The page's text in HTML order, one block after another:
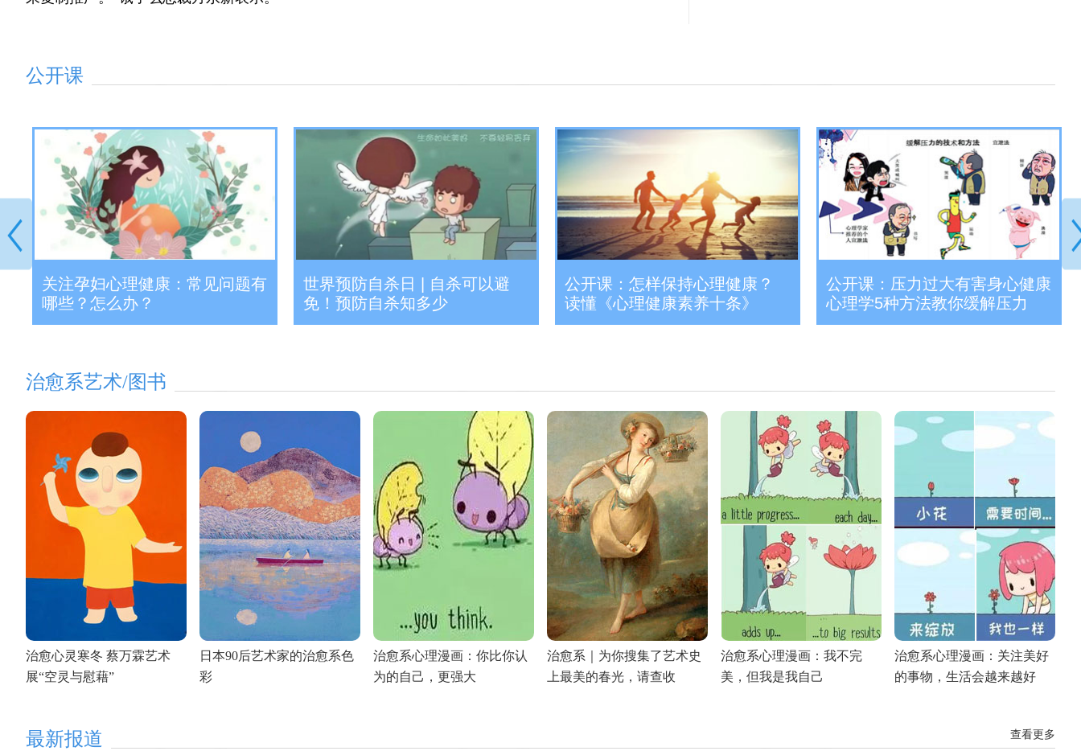
公开课
关注孕妇心理健康：常见问题有
哪些？怎么办？
世界预防自杀日 | 自杀可以避
免！预防自杀知多少
公开课：怎样保持心理健康？
读懂《心理健康素养十条》
公开课：压力过大有害身心健康
心理学5种方法教你缓解压力
治愈系艺术/图书
治愈心灵寒冬 蔡万霖艺术
展“空灵与慰藉”
日本90后艺术家的治愈系色
彩
治愈系心理漫画：你比你认
为的自己，更强大
治愈系｜为你搜集了艺术史
上最美的春光，请查收
治愈系心理漫画：我不完
美，但我是我自己
治愈系心理漫画：关注美好
的事物，生活会越来越好
最新报道 查看更多